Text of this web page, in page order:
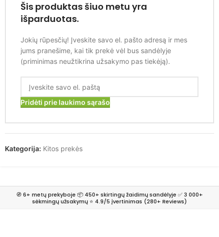
Šis produktas šiuo metu yra
išparduotas.
Jokių rūpesčių! Įveskite savo el. pašto adresą ir mes
jums pranešime, kai tik prekė vėl bus sandėlyje
(priminimas neužtikrina užsakymo pas tiekėją).
Pridėti prie laukimo sąrašo
Kategorija: Kitos prekės
🧭 6+ metų prekyboje 📦 450+ skirtingų žaidimų sandėlyje ✅ 3 000+
sėkmingų užsakymų ⭐ 4.9/5 įvertinimas (280+ Reviews)